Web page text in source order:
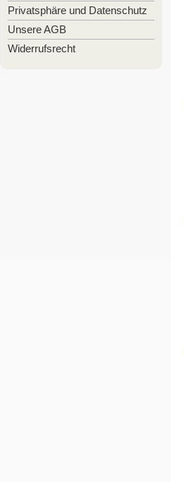
Privatsphäre und Datenschutz
Unsere AGB
Widerrufsrecht